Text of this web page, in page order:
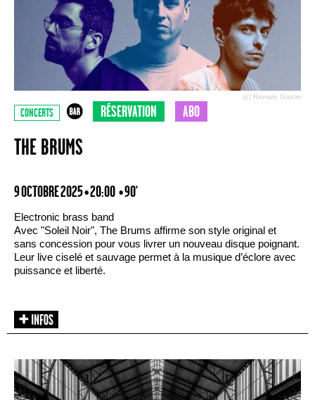
(c) Romain Garcin
CONCERTS RÉSERVATION ABO
THE BRUMS
9 OCTOBRE 2025 • 20:00 • 90'
Electronic brass band
Avec "Soleil Noir", The Brums affirme son style original et
sans concession pour vous livrer un nouveau disque poignant.
Leur live ciselé et sauvage permet à la musique d’éclore avec
puissance et liberté.